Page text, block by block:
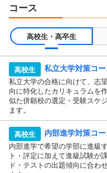
コース
高校生・高卒生
高校生 私立大学対策コ
私立大学の合格に向けて、志
向に特化したカリキュラムを
似た併願校の選定・受験スケ
ます。
高校生 内部進学対策コ
内部進学で希望の学部に進級
ト・評定に加えて進級試験が
ド・テストの出題傾向に合わ